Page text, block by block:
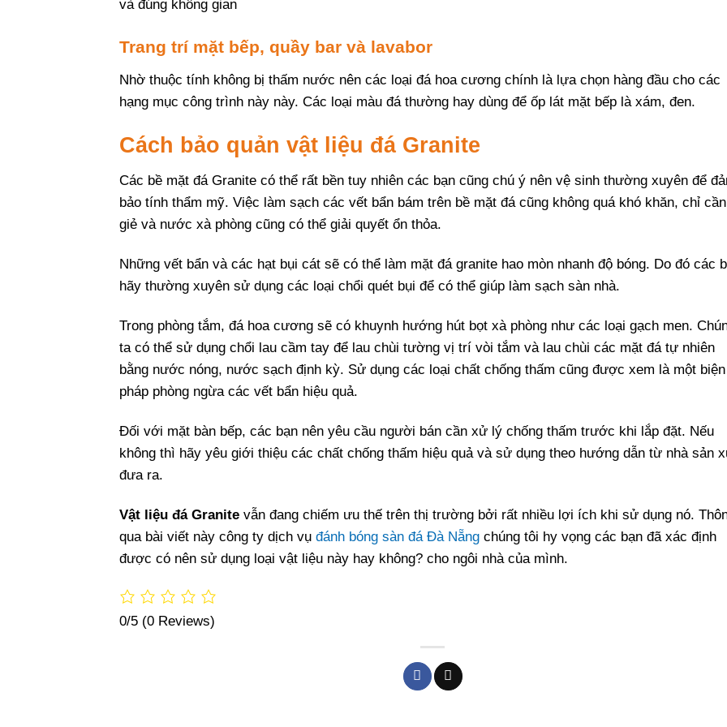
và đúng không gian
Trang trí mặt bếp, quầy bar và lavabor
Nhờ thuộc tính không bị thấm nước nên các loại đá hoa cương chính là lựa chọn hàng đầu cho các
hạng mục công trình này này. Các loại màu đá thường hay dùng để ốp lát mặt bếp là xám, đen.
Cách bảo quản vật liệu đá Granite
Các bề mặt đá Granite có thể rất bền tuy nhiên các bạn cũng chú ý nên vệ sinh thường xuyên để
bảo tính thẩm mỹ. Việc làm sạch các vết bẩn bám trên bề mặt đá cũng không quá khó khăn, chỉ cần
giẻ và nước xà phòng cũng có thể giải quyết ổn thỏa.
Những vết bẩn và các hạt bụi cát sẽ có thể làm mặt đá granite hao mòn nhanh độ bóng. Do đó các
hãy thường xuyên sử dụng các loại chổi quét bụi để có thể giúp làm sạch sàn nhà.
Trong phòng tắm, đá hoa cương sẽ có khuynh hướng hút bọt xà phòng như các loại gạch men.
ta có thể sử dụng chổi lau cầm tay để lau chùi tường vị trí vòi tắm và lau chùi các mặt đá tự nhiên
bằng nước nóng, nước sạch định kỳ. Sử dụng các loại chất chống thấm cũng được xem là một biện
pháp phòng ngừa các vết bẩn hiệu quả.
Đối với mặt bàn bếp, các bạn nên yêu cầu người bán cần xử lý chống thấm trước khi lắp đặt. Nếu
không thì hãy yêu giới thiệu các chất chống thấm hiệu quả và sử dụng theo hướng dẫn từ nhà sản
đưa ra.
Vật liệu đá Granite vẫn đang chiếm ưu thế trên thị trường bởi rất nhiều lợi ích khi sử dụng nó.
qua bài viết này công ty dịch vụ đánh bóng sàn đá Đà Nẵng chúng tôi hy vọng các bạn đã xác định
được có nên sử dụng loại vật liệu này hay không? cho ngôi nhà của mình.
0/5 (0 Reviews)